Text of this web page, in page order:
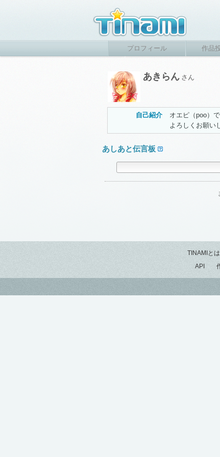
プロフィール 作品
あきらん さん
自己紹介
オエピ（poo）
よろしくお願い
あしあと伝言板
TINAMIとは
API